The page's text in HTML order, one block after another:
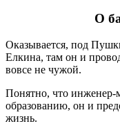
О
Оказывается, под
Елкина, там он и
вовсе не чужой.
Понятно, что инженер-
образованию, он и
жизнь.